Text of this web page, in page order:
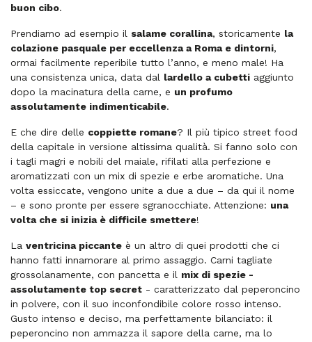
buon cibo.
Prendiamo ad esempio il salame corallina, storicamente la
colazione pasquale per eccellenza a Roma e dintorni,
ormai facilmente reperibile tutto l’anno, e meno male! Ha
una consistenza unica, data dal lardello a cubetti aggiunto
dopo la macinatura della carne, e un profumo
assolutamente indimenticabile.
E che dire delle coppiette romane? Il più tipico street food
della capitale in versione altissima qualità. Si fanno solo con
i tagli magri e nobili del maiale, rifilati alla perfezione e
aromatizzati con un mix di spezie e erbe aromatiche. Una
volta essiccate, vengono unite a due a due – da qui il nome
– e sono pronte per essere sgranocchiate. Attenzione: una
volta che si inizia è difficile smettere!
La ventricina piccante è un altro di quei prodotti che ci
hanno fatti innamorare al primo assaggio. Carni tagliate
grossolanamente, con pancetta e il mix di spezie -
assolutamente top secret - caratterizzato dal peperoncino
in polvere, con il suo inconfondibile colore rosso intenso.
Gusto intenso e deciso, ma perfettamente bilanciato: il
peperoncino non ammazza il sapore della carne, ma lo